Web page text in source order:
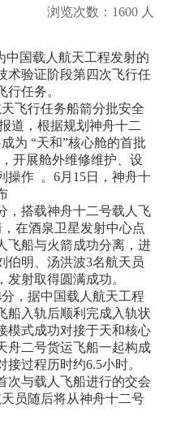
浏览次数：1600 人
中国载人航天工程发射的
术验证阶段第四次飞行任
行任务。
飞行任务船箭分批安全
道，根据规划神舟十二
为 “天和”核心舱的首批
开展舱外维修维护、设
操作 。6月15日，神舟十
，搭载神舟十二号载人飞
在酒泉卫星发射中心点
飞船与火箭成功分离，进
伯明、汤洪波3名航天员
发射取得圆满成功。
，据中国载人航天工程
船入轨后顺利完成入轨状
模式成功对接于天和核心
舟二号货运飞船一起构成
过程历时约6.5小时。
次与载人飞船进行的交会
员随后将从神舟十二号